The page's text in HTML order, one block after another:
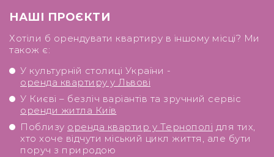
НАШІ ПРОЄКТИ
Хотіли б орендувати квартиру в іншому місці? Ми
також є:
У культурній столиці України -
оренда квартиру у Львові
У Києві – безліч варіантів та зручний сервіс
оренди житла Київ
Поблизу оренда квартир у Тернополі для тих,
хто хоче відчути міський цикл життя, але бути
поруч з природою